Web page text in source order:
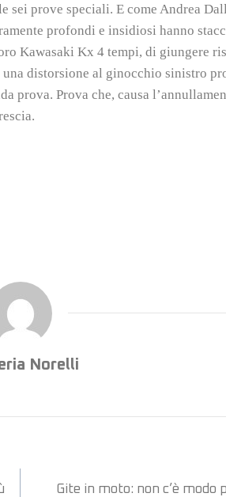
prove speciali. E come Andrea
profondi e insidiosi hanno
Kawasaki Kx 4 tempi, di giungere
distorsione al ginocchio sinistro
prova. Prova che, causa
Norelli
Gite in moto: non c’è